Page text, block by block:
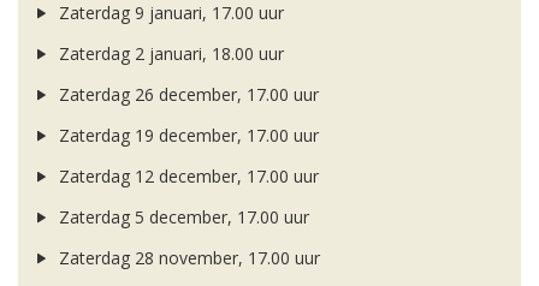
Zaterdag 9 januari, 17.00 uur
Zaterdag 2 januari, 18.00 uur
Zaterdag 26 december, 17.00 uur
Zaterdag 19 december, 17.00 uur
Zaterdag 12 december, 17.00 uur
Zaterdag 5 december, 17.00 uur
Zaterdag 28 november, 17.00 uur